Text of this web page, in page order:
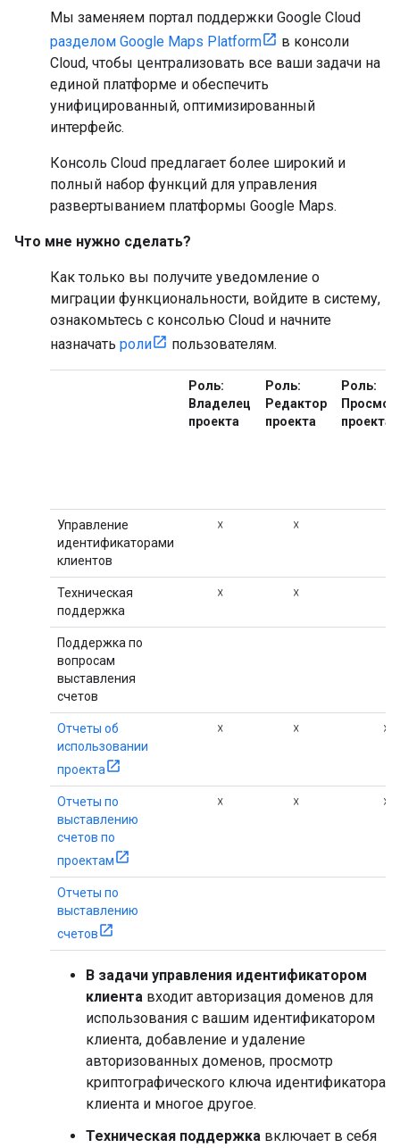
Мы заменяем портал поддержки Google Cloud
разделом Google Maps Platform
в консоли
Cloud, чтобы централизовать все ваши задачи на
единой платформе и обеспечить
унифицированный, оптимизированный
интерфейс.
Консоль Cloud предлагает более широкий и
полный набор функций для управления
развертыванием платформы Google Maps.
Что мне нужно сделать?
Как только вы получите уведомление о
миграции функциональности, войдите в систему,
ознакомьтесь с консолью Cloud и начните
назначать роли пользователям.
Роль:
Владелец
проекта
Роль:
Редактор
проекта
Роль:
проекта
Управление
идентификаторами
клиентов
☓ ☓
Техническая
поддержка
☓ ☓
Поддержка по
вопросам
выставления
счетов
Отчеты об
использовании
проекта
☓ ☓ ☓
Отчеты по
выставлению
счетов по
проектам
☓ ☓ ☓
Отчеты по
выставлению
счетов
В задачи управления идентификатором
клиента входит авторизация доменов для
использования с вашим идентификатором
клиента, добавление и удаление
авторизованных доменов, просмотр
криптографического ключа идентификатора
клиента и многое другое.
Техническая поддержка включает в себя